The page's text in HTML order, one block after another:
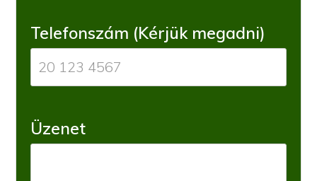
Telefonszám (Kérjük megadni)
Üzenet